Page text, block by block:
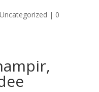
Uncategorized | 0